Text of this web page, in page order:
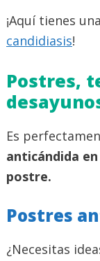
¡Aquí tienes
candidiasis!
Postres,
Es
anticándida
postre.
Postres
¿Necesitas